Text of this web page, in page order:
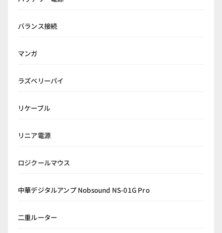
バランス接続
マンガ
ラズベリーパイ
リケーブル
リニア電源
ロジクールマウス
中華デジタルアンプ Nobsound NS-01G Pro
二重ルーター